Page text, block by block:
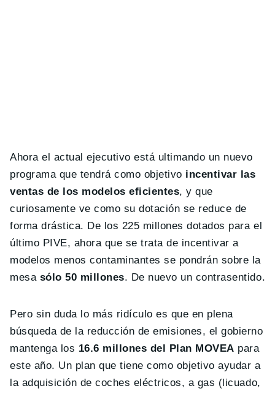
Ahora el actual ejecutivo está ultimando un nuevo
programa que tendrá como objetivo incentivar las
ventas de los modelos eficientes, y que
curiosamente ve como su dotación se reduce de
forma drástica. De los 225 millones dotados para el
último PIVE, ahora que se trata de incentivar a
modelos menos contaminantes se pondrán sobre la
mesa sólo 50 millones. De nuevo un contrasentido.
Pero sin duda lo más ridículo es que en plena
búsqueda de la reducción de emisiones, el gobierno
mantenga los 16.6 millones del Plan MOVEA para
este año. Un plan que tiene como objetivo ayudar a
la adquisición de coches eléctricos, a gas (licuado,